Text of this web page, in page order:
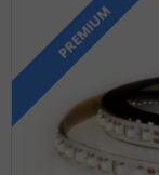
PREMIUM